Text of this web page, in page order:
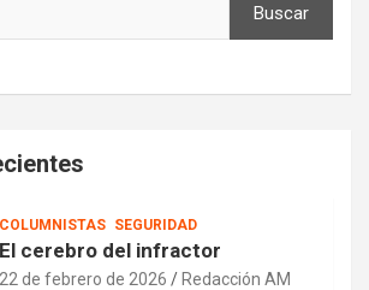
Buscar
COLUMNISTAS SEGURIDAD
El cerebro del infractor
22 de febrero de 2026 Redacción AM